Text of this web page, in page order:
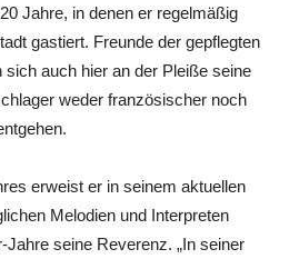
Jahre, in denen er regelmäßig
gastiert. Freunde der gepflegten
auch hier an der Pleiße seine
weder französischer noch
erweist er in seinem aktuellen
Melodien und Interpreten
Jahre seine Reverenz. „In seiner